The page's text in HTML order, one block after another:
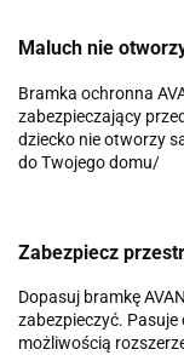
Maluch nie
Bramka ochronna
zabezpieczający
dziecko nie otworzy
do Twojego domu/
Zabezpiecz
Dopasuj bramkę
zabezpieczyć. Pasuje
możliwością